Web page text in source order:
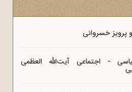
پرویز خسروانی
- اجتماعی آیت‌الله العظمی